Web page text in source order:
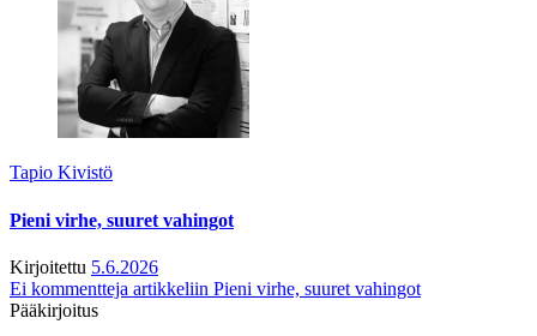
Tapio Kivistö
Pieni virhe, suuret vahingot
Kirjoitettu 5.6.2026
Ei kommentteja artikkeliin Pieni virhe, suuret vahingot
Pääkirjoitus